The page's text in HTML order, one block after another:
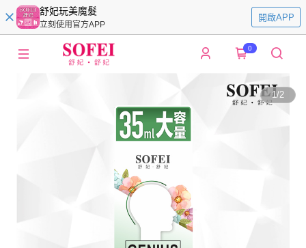
舒妃玩美魔髮
立刻使用官方APP
開啟APP
0
1/2